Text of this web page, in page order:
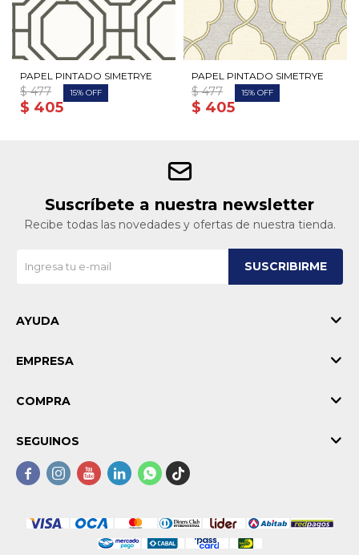
PAPEL PINTADO SIMETRYE
$ 405
$ 477 15
PAPEL PINTADO SIMETRYE
$ 405
$ 477 15
Suscríbete a nuestra newsletter
Recibe todas las novedades y ofertas de nuestra tienda.
SUSCRIBIRME
AYUDA
EMPRESA
COMPRA
SEGUINOS
    